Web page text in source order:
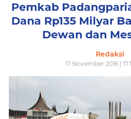
Pemkab
Dana Rp135 Milyar
Dewan dan
Redaksi
17 November 2016 |